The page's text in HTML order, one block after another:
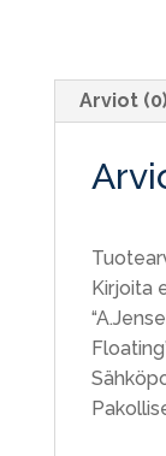
Arviot (0)
Kirjoita